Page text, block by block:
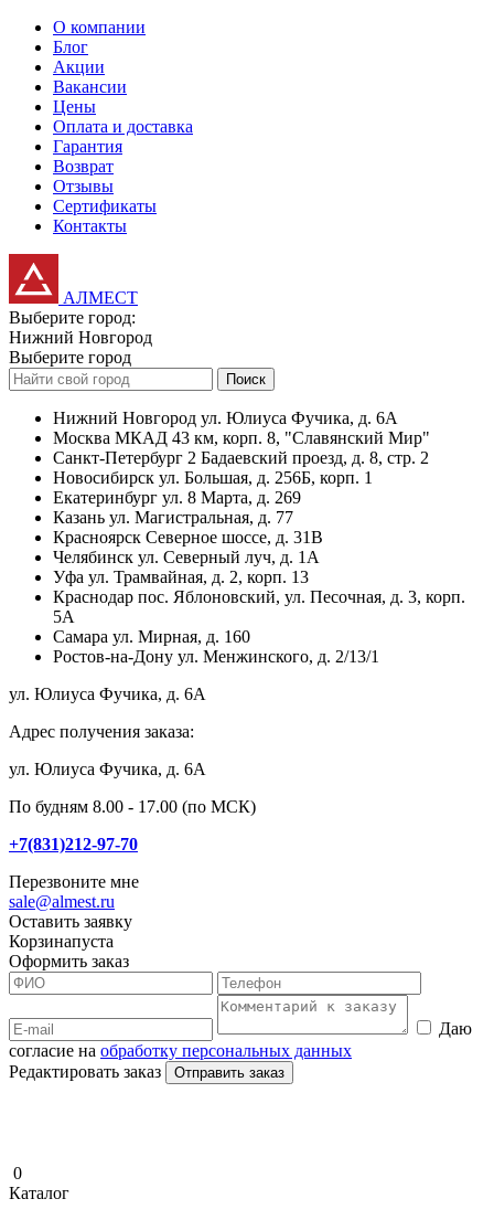
О компании
Блог
Акции
Вакансии
Цены
Оплата и доставка
Гарантия
Возврат
Отзывы
Сертификаты
Контакты
АЛМЕСТ
Выберите город:
Нижний Новгород
Выберите город
Поиск
Нижний Новгород ул. Юлиуса Фучика, д. 6А
Москва МКАД 43 км, корп. 8, "Славянский Мир"
Санкт-Петербург 2 Бадаевский проезд, д. 8, стр. 2
Новосибирск ул. Большая, д. 256Б, корп. 1
Екатеринбург ул. 8 Марта, д. 269
Казань ул. Магистральная, д. 77
Красноярск Северное шоссе, д. 31В
Челябинск ул. Северный луч, д. 1А
Уфа ул. Трамвайная, д. 2, корп. 13
Краснодар пос. Яблоновский, ул. Песочная, д. 3, корп.
5А
Самара ул. Мирная, д. 160
Ростов-на-Дону ул. Менжинского, д. 2/13/1
ул. Юлиуса Фучика, д. 6А
Адрес получения заказа:
ул. Юлиуса Фучика, д. 6А
По будням 8.00 - 17.00 (по МСК)
+7(831)212-97-70
Перезвоните мне
sale@almest.ru
Оставить заявку
Корзинапуста
Оформить заказ
Даю
согласие на обработку персональных данных
Редактировать заказ
Отправить заказ
0
Каталог